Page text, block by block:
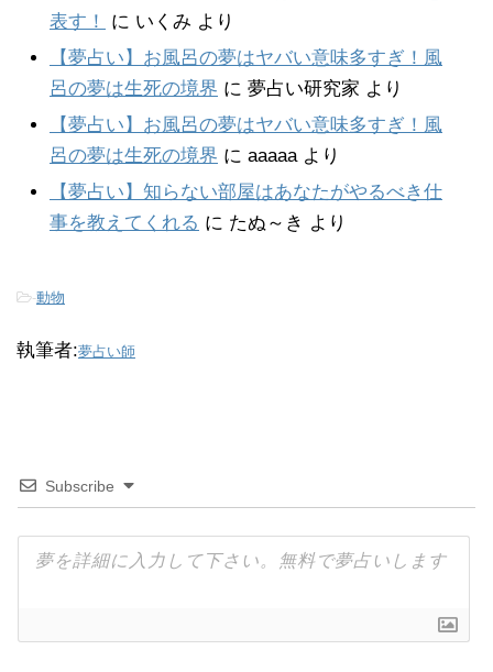
表す！
に いくみ より
【夢占い】お風呂の夢はヤバい意味多すぎ！風
呂の夢は生死の境界 に 夢占い研究家 より
【夢占い】お風呂の夢はヤバい意味多すぎ！風
呂の夢は生死の境界 に aaaaaより
【夢占い】知らない部屋はあなたがやるべき仕
事を教えてくれる に たぬ～き より
-動物
執筆者:夢占い師
Subscribe